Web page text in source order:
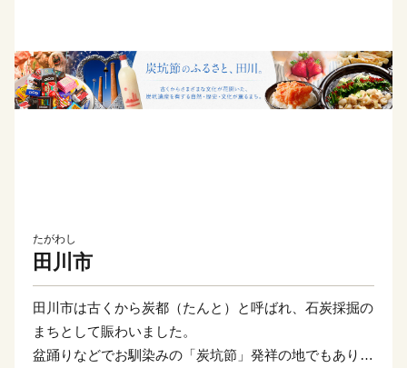
たがわし
田川市
田川市は古くから炭都（たんと）と呼ばれ、石炭採掘の
まちとして賑わいました。
盆踊りなどでお馴染みの「炭坑節」発祥の地でもあり、